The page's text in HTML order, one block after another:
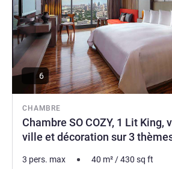
CHAMBRE
Chambre SO COZY, 1 Lit King,
ville et décoration sur 3
6
3 pers. max 40 m²/430 sq ft